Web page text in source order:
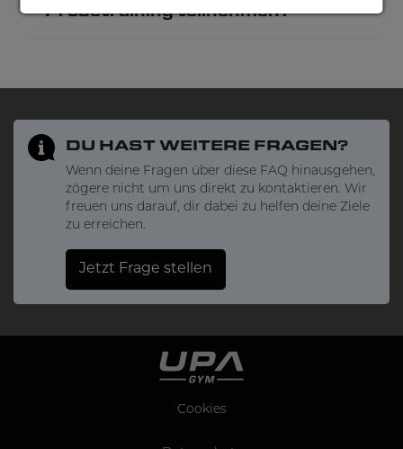
Probetraining teilnehmen?
DU HAST WEITERE FRAGEN?
Wenn deine Fragen über diese FAQ hinausgehen,
zögere nicht um uns direkt zu kontaktieren. Wir
freuen uns darauf, dir dabei zu helfen deine Ziele
zu erreichen.
Jetzt Frage stellen
Cookies